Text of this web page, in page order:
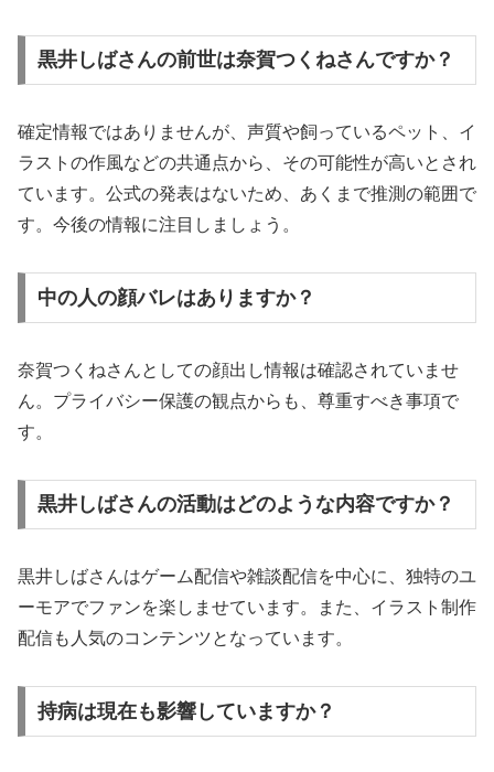
黒井しばさんの前世は奈賀つくねさんですか？
確定情報ではありませんが、声質や飼っているペット、イ
ラストの作風などの共通点から、その可能性が高いとされ
ています。公式の発表はないため、あくまで推測の範囲で
す。今後の情報に注目しましょう。
中の人の顔バレはありますか？
奈賀つくねさんとしての顔出し情報は確認されていませ
ん。プライバシー保護の観点からも、尊重すべき事項で
す。
黒井しばさんの活動はどのような内容ですか？
黒井しばさんはゲーム配信や雑談配信を中心に、独特のユ
ーモアでファンを楽しませています。また、イラスト制作
配信も人気のコンテンツとなっています。
持病は現在も影響していますか？